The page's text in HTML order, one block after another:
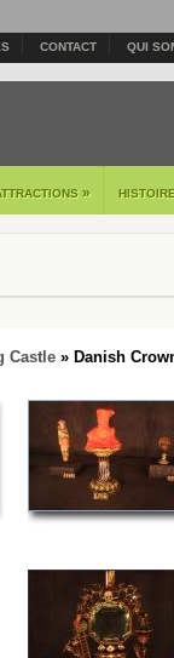
CONTACT QUI
»
Castle » Danish